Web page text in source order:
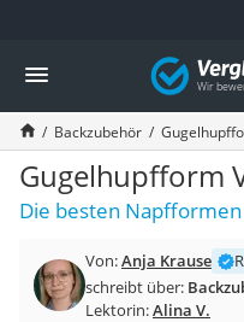
Die beliebtesten Vergleiche
Haushalt
Wassersprudler
Zentralstaubsauger
Brotbackautomat
Wischroboter
Wäschespinne
Spülmaschinentabs
Akku-Staubsauger
Vergleich
Backzubehör
Gugelhupfform
Die besten
Von:Anja Krause
schreibt über:
Lektorin:Alina V.